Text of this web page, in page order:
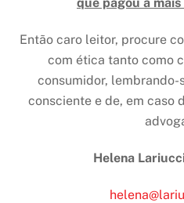
que pagou a
Então caro leitor, procure
com ética tanto como
consumidor, lembrando-
consciente e de, em caso
Helena